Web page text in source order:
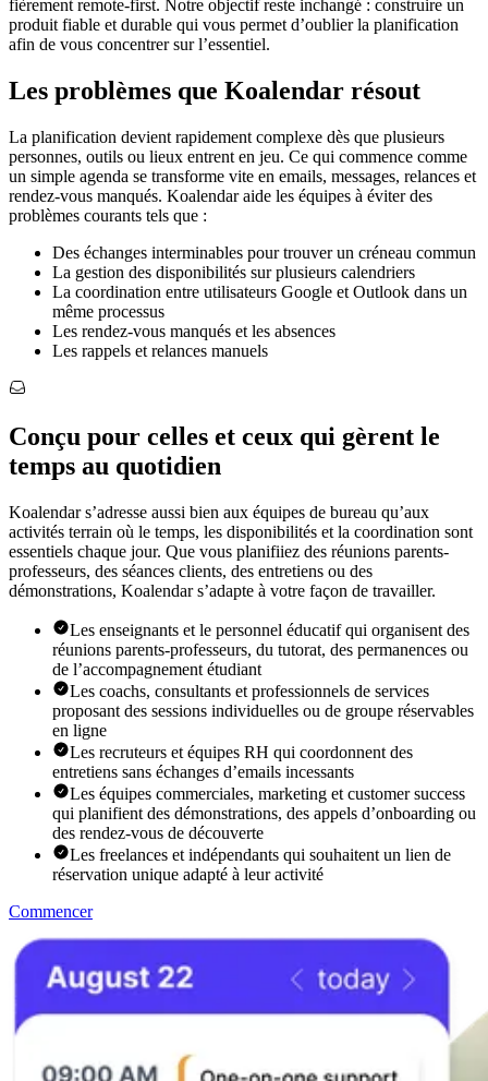
fièrement remote-first. Notre objectif reste inchangé : construire un
produit fiable et durable qui vous permet d’oublier la planification
afin de vous concentrer sur l’essentiel.
Les problèmes que Koalendar résout
La planification devient rapidement complexe dès que plusieurs
personnes, outils ou lieux entrent en jeu. Ce qui commence comme
un simple agenda se transforme vite en emails, messages, relances et
rendez-vous manqués. Koalendar aide les équipes à éviter des
problèmes courants tels que :
Des échanges interminables pour trouver un créneau commun
La gestion des disponibilités sur plusieurs calendriers
La coordination entre utilisateurs Google et Outlook dans un
même processus
Les rendez-vous manqués et les absences
Les rappels et relances manuels
Conçu pour celles et ceux qui gèrent le
temps au quotidien
Koalendar s’adresse aussi bien aux équipes de bureau qu’aux
activités terrain où le temps, les disponibilités et la coordination sont
essentiels chaque jour. Que vous planifiiez des réunions parents-
professeurs, des séances clients, des entretiens ou des
démonstrations, Koalendar s’adapte à votre façon de travailler.
Les enseignants et le personnel éducatif qui organisent des
réunions parents-professeurs, du tutorat, des permanences ou
de l’accompagnement étudiant
Les coachs, consultants et professionnels de services
proposant des sessions individuelles ou de groupe réservables
en ligne
Les recruteurs et équipes RH qui coordonnent des
entretiens sans échanges d’emails incessants
Les équipes commerciales, marketing et customer success
qui planifient des démonstrations, des appels d’onboarding ou
des rendez-vous de découverte
Les freelances et indépendants qui souhaitent un lien de
réservation unique adapté à leur activité
Commencer